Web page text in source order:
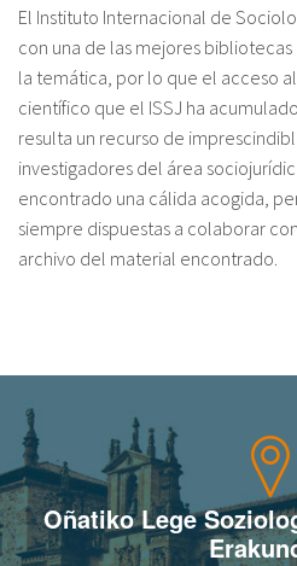
El Instituto Internacional de
con una de las mejores
la temática, por lo que el acceso
científico que el ISSJ ha
resulta un recurso de
investigadores del área
encontrado una cálida acogida,
siempre dispuestas a colaborar
archivo del material encontrado.
Oñatiko Lege